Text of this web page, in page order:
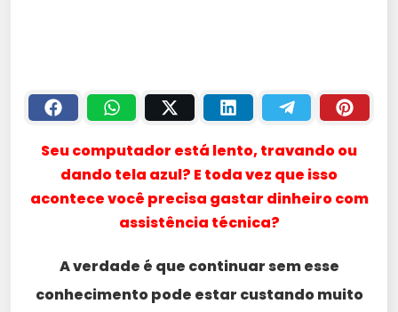
Seu computador está lento, travando ou
dando tela azul? E toda vez que isso
acontece você precisa gastar dinheiro com
assistência técnica?
A verdade é que continuar sem esse
conhecimento pode estar custando muito